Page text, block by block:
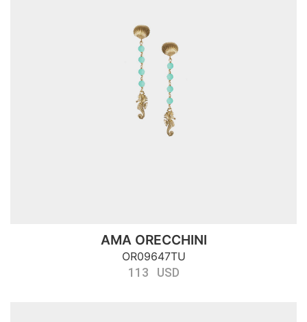
AMA ORECCHINI
OR09647TU
113 USD